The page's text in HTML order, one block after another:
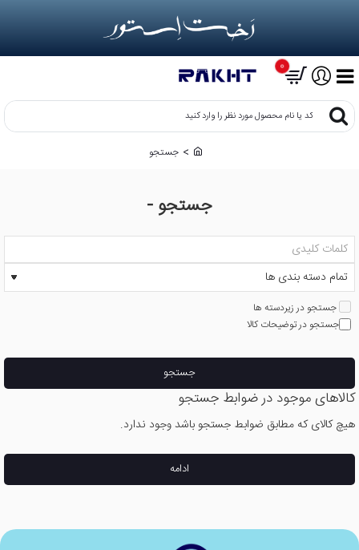
0
کد
کنید
جستجو -
e
جستجو
جستجو در زیردسته ها
جستجو در توضیحات کالا
جستجو
کالاهای موجود در ضوابط جستجو
هیچ کالای که مطابق ضوابط جستجو باشد وجود ندارد.
ادامه